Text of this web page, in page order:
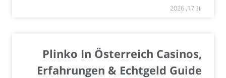
יונ 17, 2026
Plinko In Österreich Casinos,
Erfahrungen & Echtgeld Guide